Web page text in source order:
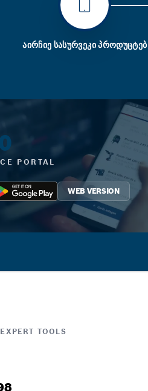
ᲐᲘᲠᲩᲘᲔ ᲡᲐᲡᲣᲠᲕᲔᲙᲘ ᲞᲠᲝᲓᲣᲪᲢᲔᲑ
PORTAL
WEB VERSION
TOOLS